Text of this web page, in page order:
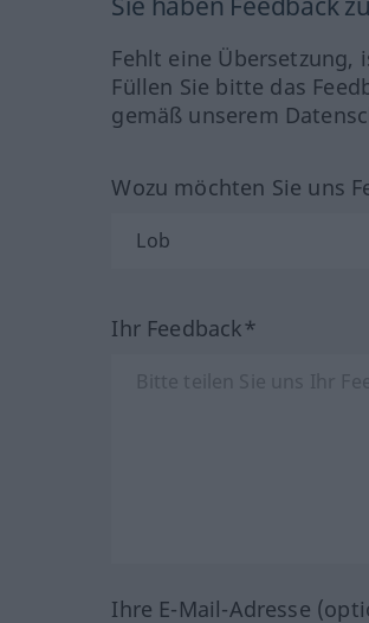
Fehlt eine Übersetzung,
Füllen Sie bitte das
gemäß unserem
Wozu möchten Sie uns
Ihr Feedback*
Ihre E-Mail-Adresse